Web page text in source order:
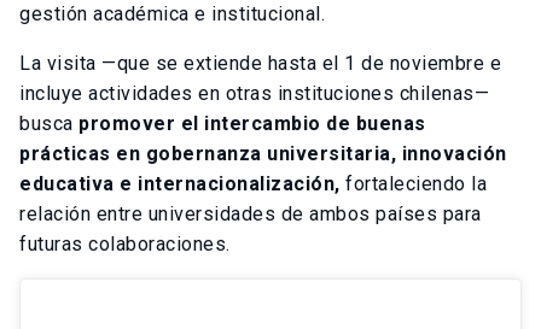
gestión académica e institucional.
La visita —que se extiende hasta el 1 de noviembre e
incluye actividades en otras instituciones chilenas—
busca promover el intercambio de buenas
prácticas en gobernanza universitaria, innovación
educativa e internacionalización, fortaleciendo la
relación entre universidades de ambos países para
futuras colaboraciones.